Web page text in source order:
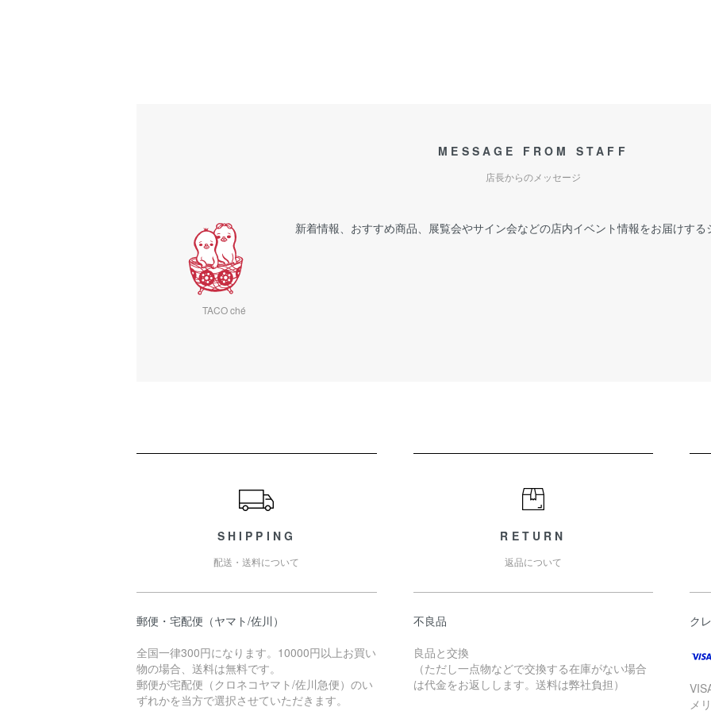
MESSAGE FROM STAFF
店長からのメッセージ
TACO ché
新着情報、おすすめ商品、展覧会やサイン会などの店内イベント情報をお届けする
SHIPPING
配送・送料について
郵便・宅配便（ヤマト/佐川）
全国一律300円になります。10000円以上お買い
物の場合、送料は無料です。
郵便が宅配便（クロネコヤマト/佐川急便）のい
ずれかを当方で選択させていただきます。
RETURN
返品について
不良品
良品と交換
（ただし一点物などで交換する在庫がない場合
は代金をお返しします。送料は弊社負担）
ク
メ